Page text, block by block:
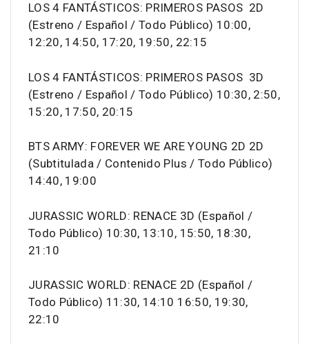
LOS 4 FANTÁSTICOS: PRIMEROS PASOS 2D
(Estreno / Español / Todo Público) 10:00,
12:20, 14:50, 17:20, 19:50, 22:15
LOS 4 FANTÁSTICOS: PRIMEROS PASOS 3D
(Estreno / Español / Todo Público) 10:30, 2:50,
15:20, 17:50, 20:15
BTS ARMY: FOREVER WE ARE YOUNG 2D 2D
(Subtitulada / Contenido Plus / Todo Público)
14:40, 19:00
JURASSIC WORLD: RENACE 3D (Español /
Todo Público) 10:30, 13:10, 15:50, 18:30,
21:10
JURASSIC WORLD: RENACE 2D (Español /
Todo Público) 11:30, 14:10 16:50, 19:30,
22:10